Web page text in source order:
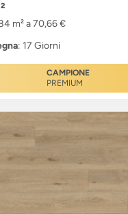
m² a 70,66 €
: 17 Giorni
CAMPIONE
PREMIUM